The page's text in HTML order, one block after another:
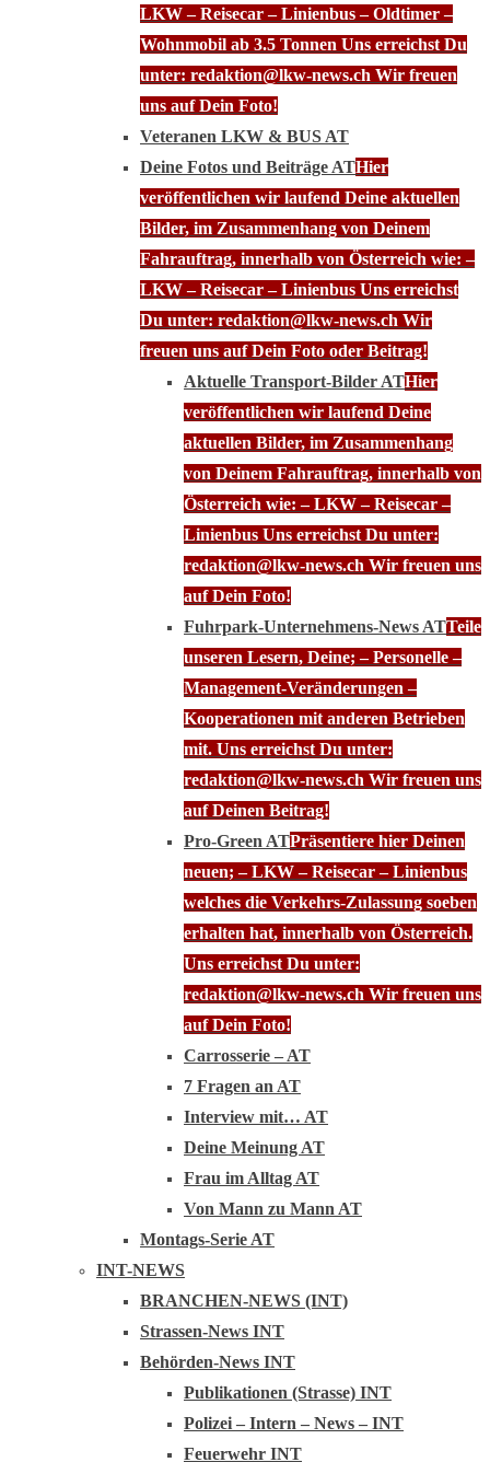
LKW – Reisecar – Linienbus – Oldtimer –
Wohnmobil ab 3.5 Tonnen Uns erreichst Du
unter: redaktion@lkw-news.ch Wir freuen
uns auf Dein Foto!
Veteranen LKW & BUS AT
Deine Fotos und Beiträge ATHier
veröffentlichen wir laufend Deine aktuellen
Bilder, im Zusammenhang von Deinem
Fahrauftrag, innerhalb von Österreich wie: –
LKW – Reisecar – Linienbus Uns erreichst
Du unter: redaktion@lkw-news.ch Wir
freuen uns auf Dein Foto oder Beitrag!
Aktuelle Transport-Bilder ATHier
veröffentlichen wir laufend Deine
aktuellen Bilder, im Zusammenhang
von Deinem Fahrauftrag, innerhalb von
Österreich wie: – LKW – Reisecar –
Linienbus Uns erreichst Du unter:
redaktion@lkw-news.ch Wir freuen uns
auf Dein Foto!
Fuhrpark-Unternehmens-News ATTeile
unseren Lesern, Deine; – Personelle –
Management-Veränderungen –
Kooperationen mit anderen Betrieben
mit. Uns erreichst Du unter:
redaktion@lkw-news.ch Wir freuen uns
auf Deinen Beitrag!
Pro-Green ATPräsentiere hier Deinen
neuen; – LKW – Reisecar – Linienbus
welches die Verkehrs-Zulassung soeben
erhalten hat, innerhalb von Österreich.
Uns erreichst Du unter:
redaktion@lkw-news.ch Wir freuen uns
auf Dein Foto!
Carrosserie – AT
7 Fragen an AT
Interview mit… AT
Deine Meinung AT
Frau im Alltag AT
Von Mann zu Mann AT
Montags-Serie AT
INT-NEWS
BRANCHEN-NEWS (INT)
Strassen-News INT
Behörden-News INT
Publikationen (Strasse) INT
Polizei – Intern – News – INT
Feuerwehr INT